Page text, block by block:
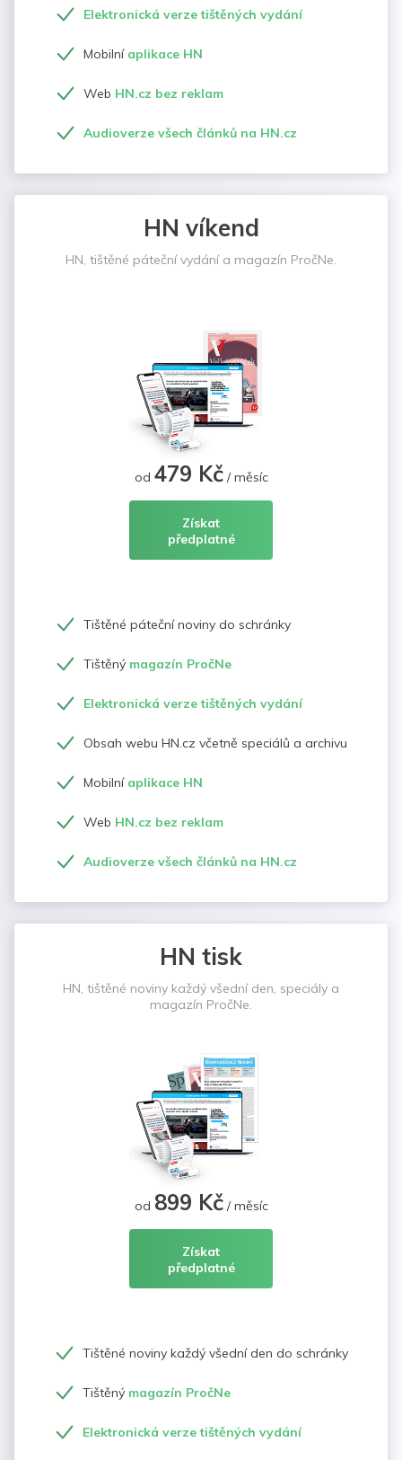
Elektronická verze tištěných vydání
Mobilní aplikace HN
Web HN.cz bez reklam
Audioverze všech článků na HN.cz
HN víkend
HN, tištěné páteční vydání a magazín PročNe.
od 479 Kč/ měsíc
Získat
předplatné
Tištěné páteční noviny do schránky
Tištěný magazín PročNe
Elektronická verze tištěných vydání
Obsah webu HN.cz včetně speciálů a archivu
Mobilní aplikace HN
Web HN.cz bez reklam
Audioverze všech článků na HN.cz
HN tisk
HN, tištěné noviny každý všední den, speciály a
magazín PročNe.
od 899 Kč/ měsíc
Získat
předplatné
Tištěné noviny každý všední den do schránky
Tištěný magazín PročNe
Elektronická verze tištěných vydání